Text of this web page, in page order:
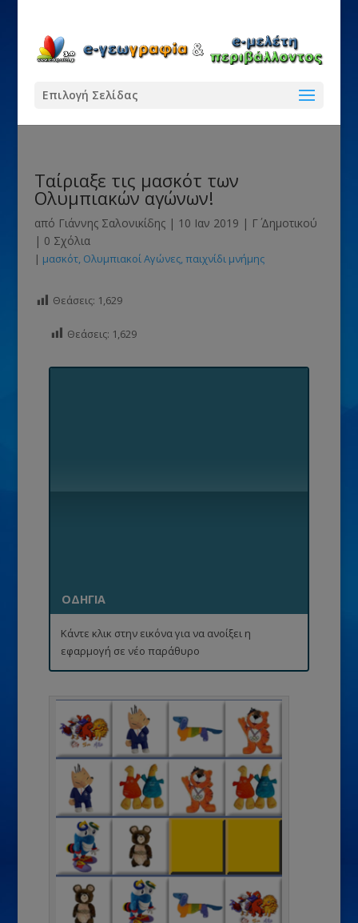
Επιλογή Σελίδας
Ταίριαξε τις μασκότ των
Ολυμπιακών αγώνων!
από Γιάννης Σαλονικίδης| 10 Ιαν 2019 | Γ΄ Δημοτικού
| 0 Σχόλια
| μασκότ Ολυμπιακοί Αγώνες παιχνίδι μνήμης
Θεάσεις: 1,629
Θεάσεις: 1,629
ΟΔΗΓΙΑ
Κάντε κλικ στην εικόνα για να ανοίξει η
εφαρμογή σε νέο παράθυρο